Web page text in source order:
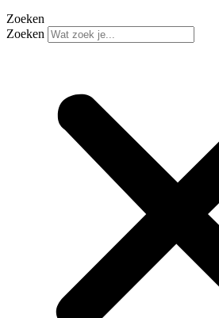
Zoeken
Zoeken